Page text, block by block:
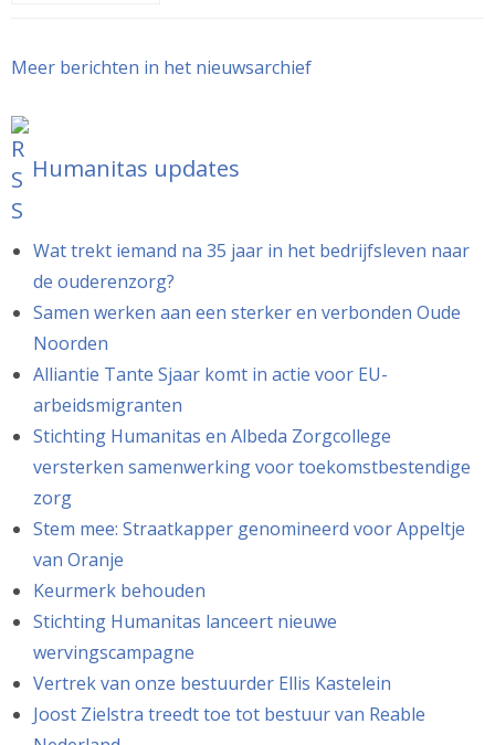
Meer berichten in het nieuwsarchief
Humanitas updates
Wat trekt iemand na 35 jaar in het bedrijfsleven naar
de ouderenzorg?
Samen werken aan een sterker en verbonden Oude
Noorden
Alliantie Tante Sjaar komt in actie voor EU-
arbeidsmigranten
Stichting Humanitas en Albeda Zorgcollege
versterken samenwerking voor toekomstbestendige
zorg
Stem mee: Straatkapper genomineerd voor Appeltje
van Oranje
Keurmerk behouden
Stichting Humanitas lanceert nieuwe
wervingscampagne
Vertrek van onze bestuurder Ellis Kastelein
Joost Zielstra treedt toe tot bestuur van Reable